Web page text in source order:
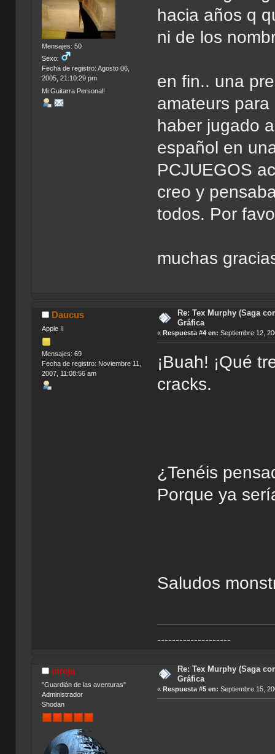
Mensajes: 50
Sexo:
Fecha de registro: Agosto 06,
2005, 21:10:29 pm
Mi Guitarra Personal!
hacia años q
ni de los
en fin.. una
amateurs
haber jugado
español en
PCJUEGOS
creo y
todos. Por
muchas
Daucus
Apple II
Mensajes: 69
Fecha de registro: Noviembre 11,
2007, 11:08:56 am
Re: Tex Murphy (Saga
Gráfica
« Respuesta #4 en: Septiembre 12,
¡Buah! ¡Qué
cracks.
¿Tenéis
Porque ya
Saludos
--------------------
cireja
"Guardián de las aventuras"
Administrador
Shodan
Re: Tex Murphy (Saga
Gráfica
«Respuesta #5 en: Septiembre 15,